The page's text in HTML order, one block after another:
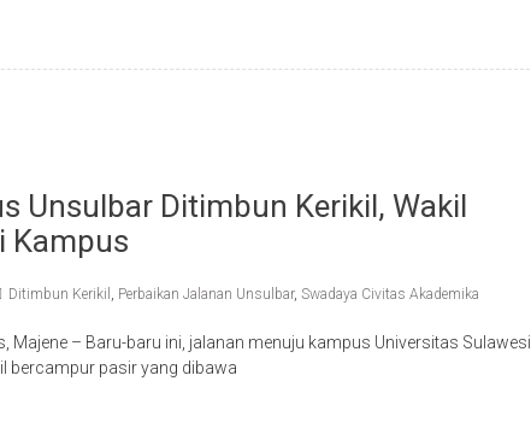
Unsulbar Ditimbun Kerikil, Wakil
Kampus
Ditimbun Kerikil , Perbaikan Jalanan Unsulbar, Swadaya Civitas Akademika
Majene – Baru-baru ini, jalanan menuju kampus Universitas Sulawesi
bercampur pasir yang dibawa